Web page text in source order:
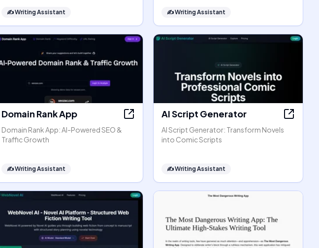
✍️Writing Assistant ✍️Writing Assistant
Domain Rank App
Domain Rank App: AI-Powered SEO &
Traffic Growth
✍️Writing Assistant
AI Script Generator
AI Script Generator: Transform Novels
into Comic Scripts
✍️Writing Assistant